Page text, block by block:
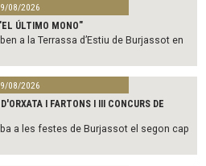
08/2026
ÚLTIMO MONO"
a la Terrassa d’Estiu de Burjassot en
08/2026
I FARTONS I III CONCURS DE
a les festes de Burjassot el segon cap